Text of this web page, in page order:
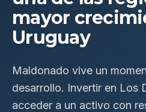
mayor
Uruguay
Maldonado vive un
desarrollo. Invertir en Los
acceder a un activo con